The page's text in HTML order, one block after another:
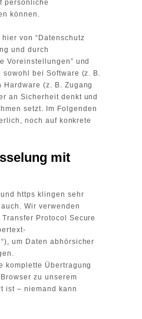
persönliche
können.
von “Datenschutz
und durch
Voreinstellungen” und
sowohl bei Software (z. B.
Hardware (z. B. Zugang
an Sicherheit denkt und
setzt. Im Folgenden
noch auf konkrete
mit
https klingen sehr
Wir verwenden
Transfer Protocol Secure
um Daten abhörsicher
komplette Übertragung
zu unserem
ist – niemand kann